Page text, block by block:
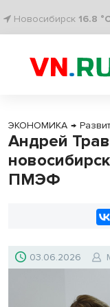
Новосибирск 16.8 °C
ЭКОНОМИКА →
Андрей
ПМЭФ
03.06.2026